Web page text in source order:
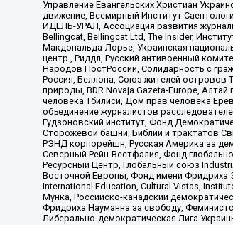
Управление Евангельских Христиан
движение, Всемирный Институт
ИДЕЛЬ-УРАЛ, Ассоциация развития
Bellingcat, Bellingcat Ltd, The Insider,
Макдональда-Лорье, Украинская
центр , Риддл, Русский антивоенный
Народов ПостРоссии, Солидарность с
Россия, Беллона, Союз жителей островов
природы, BDR Novaja Gazeta-Europe,
человека Тбилиси, Дом прав человека
объединение журналистов
Гудзоновский институт, Фонд
Сторожевой башни, Библии и трактатов
РЭНД корпорейшн, Русская Америка за
Северный Рейн-Вестфалия, Фонд
Ресурсный Центр, Глобальный союз
Восточной Европы, Фонд имени Фридриха
International Education, Cultural Vistas,
Мунка, Российско-канадский
Фридриха Науманна за свободу,
Либерально-демократическая Лига